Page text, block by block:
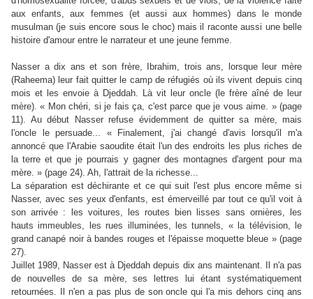
aux enfants, aux femmes (et aussi aux hommes) dans le monde
musulman (je suis encore sous le choc) mais il raconte aussi une belle
histoire d'amour entre le narrateur et une jeune femme.
Nasser a dix ans et son frère, Ibrahim, trois ans, lorsque leur mère
(Raheema) leur fait quitter le camp de réfugiés où ils vivent depuis cinq
mois et les envoie à Djeddah. Là vit leur oncle (le frère aîné de leur
mère). « Mon chéri, si je fais ça, c'est parce que je vous aime. » (page
11). Au début Nasser refuse évidemment de quitter sa mère, mais
l'oncle le persuade... « Finalement, j'ai changé d'avis lorsqu'il m'a
annoncé que l'Arabie saoudite était l'un des endroits les plus riches de
la terre et que je pourrais y gagner des montagnes d'argent pour ma
mère. » (page 24). Ah, l'attrait de la richesse...
La séparation est déchirante et ce qui suit l'est plus encore même si
Nasser, avec ses yeux d'enfants, est émerveillé par tout ce qu'il voit à
son arrivée : les voitures, les routes bien lisses sans ornières, les
hauts immeubles, les rues illuminées, les tunnels, « la télévision, le
grand canapé noir à bandes rouges et l'épaisse moquette bleue » (page
27).
Juillet 1989, Nasser est à Djeddah depuis dix ans maintenant. Il n'a pas
de nouvelles de sa mère, ses lettres lui étant systématiquement
retournées. Il n'en a pas plus de son oncle qui l'a mis dehors cinq ans